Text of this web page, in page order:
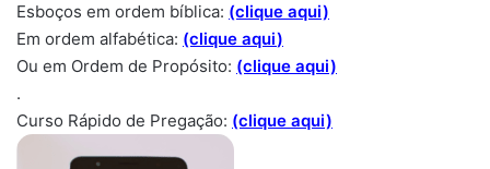
Esboços em ordem bíblica: (clique aqui)
Em ordem alfabética: (clique aqui)
Ou em Ordem de Propósito: (clique aqui)
.
Curso Rápido de Pregação: (clique aqui)